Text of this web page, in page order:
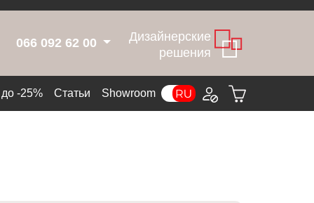
066 092 62 00
Дизайнерские
решения
-25% Статьи Showroom